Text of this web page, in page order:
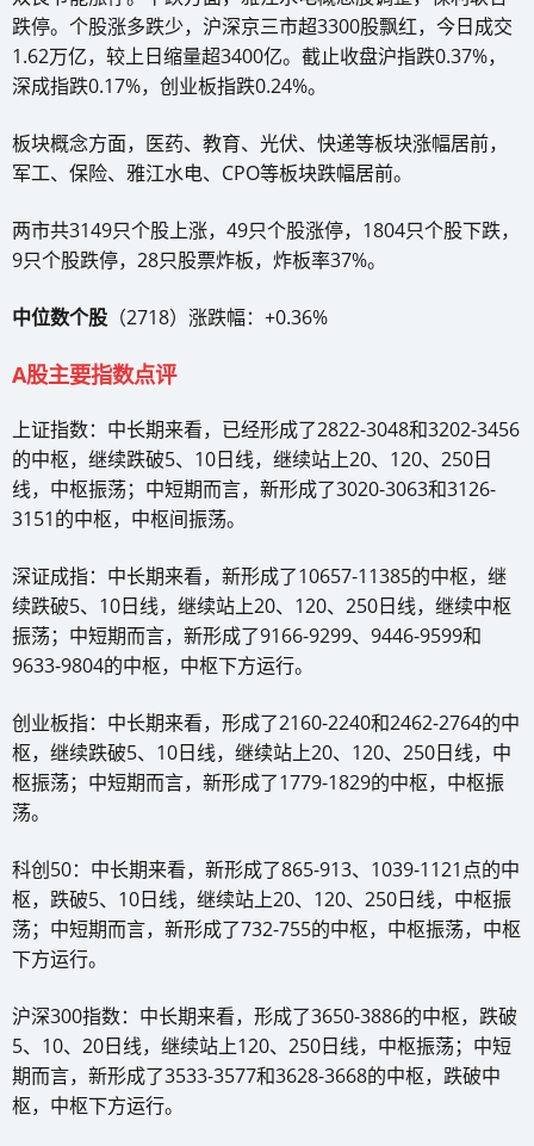
跌停。个股涨多跌少，沪深京三市超3300股飘红，今日成交
1.62万亿，较上日缩量超3400亿。截止收盘沪指跌0.37%，
深成指跌0.17%，创业板指跌0.24%。
板块概念方面，医药、教育、光伏、快递等板块涨幅居前，
军工、保险、雅江水电、CPO等板块跌幅居前。
两市共3149只个股上涨，49只个股涨停，1804只个股下跌，
9只个股跌停，28只股票炸板，炸板率37%。
中位数个股 （2718）涨跌幅：+0.36%
A股主要指数点评
上证指数：中长期来看，已经形成了2822-3048和3202-3456
的中枢，继续跌破5、10日线，继续站上20、120、250日
线，中枢振荡；中短期而言，新形成了3020-3063和3126-
3151的中枢，中枢间振荡。
深证成指：中长期来看，新形成了10657-11385的中枢，继
续跌破5、10日线，继续站上20、120、250日线，继续中枢
振荡；中短期而言，新形成了9166-9299、9446-9599和
9633-9804的中枢，中枢下方运行。
创业板指：中长期来看，形成了2160-2240和2462-2764的中
枢，继续跌破5、10日线，继续站上20、120、250日线，中
枢振荡；中短期而言，新形成了1779-1829的中枢，中枢振
荡。
科创50：中长期来看，新形成了865-913、1039-1121点的中
枢，跌破5、10日线，继续站上20、120、250日线，中枢振
荡；中短期而言，新形成了732-755的中枢，中枢振荡，中枢
下方运行。
沪深300指数：中长期来看，形成了3650-3886的中枢，跌破
5、10、20日线，继续站上120、250日线，中枢振荡；中短
期而言，新形成了3533-3577和3628-3668的中枢，跌破中
枢，中枢下方运行。